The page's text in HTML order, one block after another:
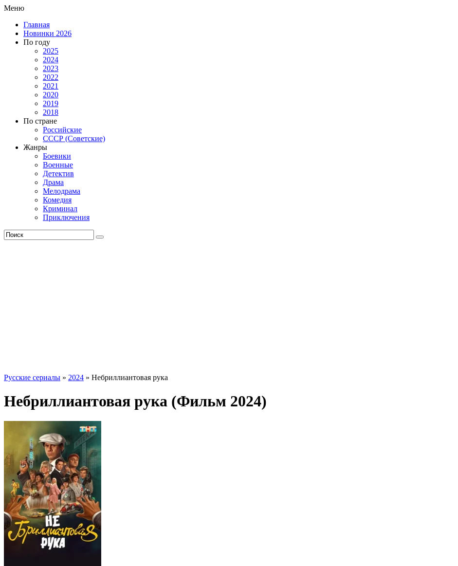
Меню
Главная
Новинки 2026
По году
2025
2024
2023
2022
2021
2020
2019
2018
По стране
Российские
СССР (Советские)
Жанры
Боевики
Военные
Детектив
Драма
Мелодрама
Комедия
Криминал
Приключения
Русские сериалы » 2024 » Небриллиантовая рука
Небриллиантовая рука (Фильм 2024)